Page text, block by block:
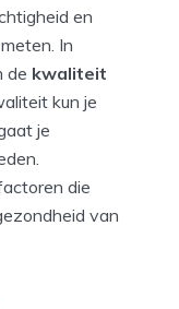
en
In
de kwaliteit
kun je
je
die
van